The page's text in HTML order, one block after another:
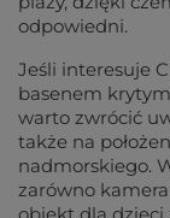
odpowiedni.
Jeśli interesuje
basenem
warto zwrócić
także na
nadmorskiego.
zarówno